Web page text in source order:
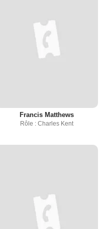
Francis Matthews
Rôle : Charles Kent